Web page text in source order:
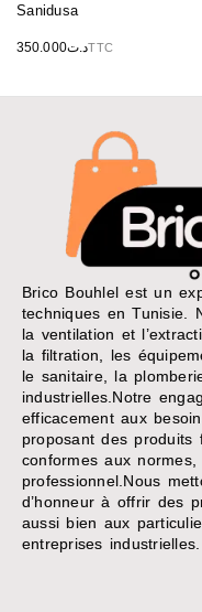
Sanidusa
د.ت350.000 TTC
Brico Bouhlel est un
techniques en Tunisie.
la ventilation et
la filtration, les
le sanitaire, la
industrielles.Notre
efficacement aux
proposant des produits
conformes aux normes,
professionnel.Nous
d’honneur à offrir des
aussi bien aux
entreprises industrielles.